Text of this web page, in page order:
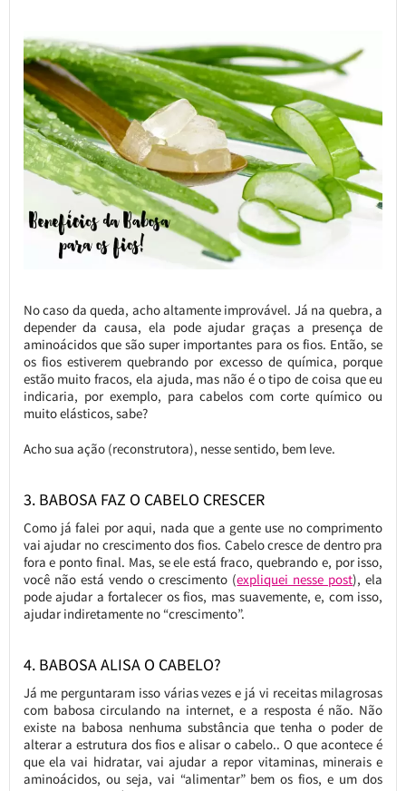
No caso da queda, acho altamente improvável. Já na quebra, a
depender da causa, ela pode ajudar graças a presença de
aminoácidos que são super importantes para os fios. Então, se
os fios estiverem quebrando por excesso de química, porque
estão muito fracos, ela ajuda, mas não é o tipo de coisa que eu
indicaria, por exemplo, para cabelos com corte químico ou
muito elásticos, sabe?
Acho sua ação (reconstrutora), nesse sentido, bem leve.
3. BABOSA FAZ O CABELO CRESCER
Como já falei por aqui, nada que a gente use no comprimento
vai ajudar no crescimento dos fios. Cabelo cresce de dentro pra
fora e ponto final. Mas, se ele está fraco, quebrando e, por isso,
você não está vendo o crescimento (expliquei nesse post), ela
pode ajudar a fortalecer os fios, mas suavemente, e, com isso,
ajudar indiretamente no “crescimento”.
4. BABOSA ALISA O CABELO?
Já me perguntaram isso várias vezes e já vi receitas milagrosas
com babosa circulando na internet, e a resposta é não. Não
existe na babosa nenhuma substância que tenha o poder de
alterar a estrutura dos fios e alisar o cabelo.. O que acontece é
que ela vai hidratar, vai ajudar a repor vitaminas, minerais e
aminoácidos, ou seja, vai “alimentar” bem os fios, e um dos